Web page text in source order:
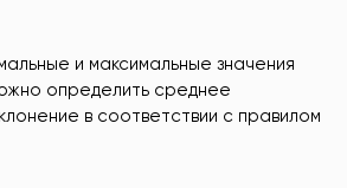
и максимальные значения
определить среднее
в соответствии с правилом